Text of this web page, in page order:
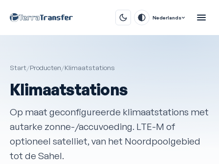
Nederlands
Start/Producten/Klimaatstations
Klimaatstations
Op maat geconfigureerde klimaatstations met
autarke zonne-/accuvoeding. LTE-M of
optioneel satelliet, van het Noordpoolgebied
tot de Sahel.